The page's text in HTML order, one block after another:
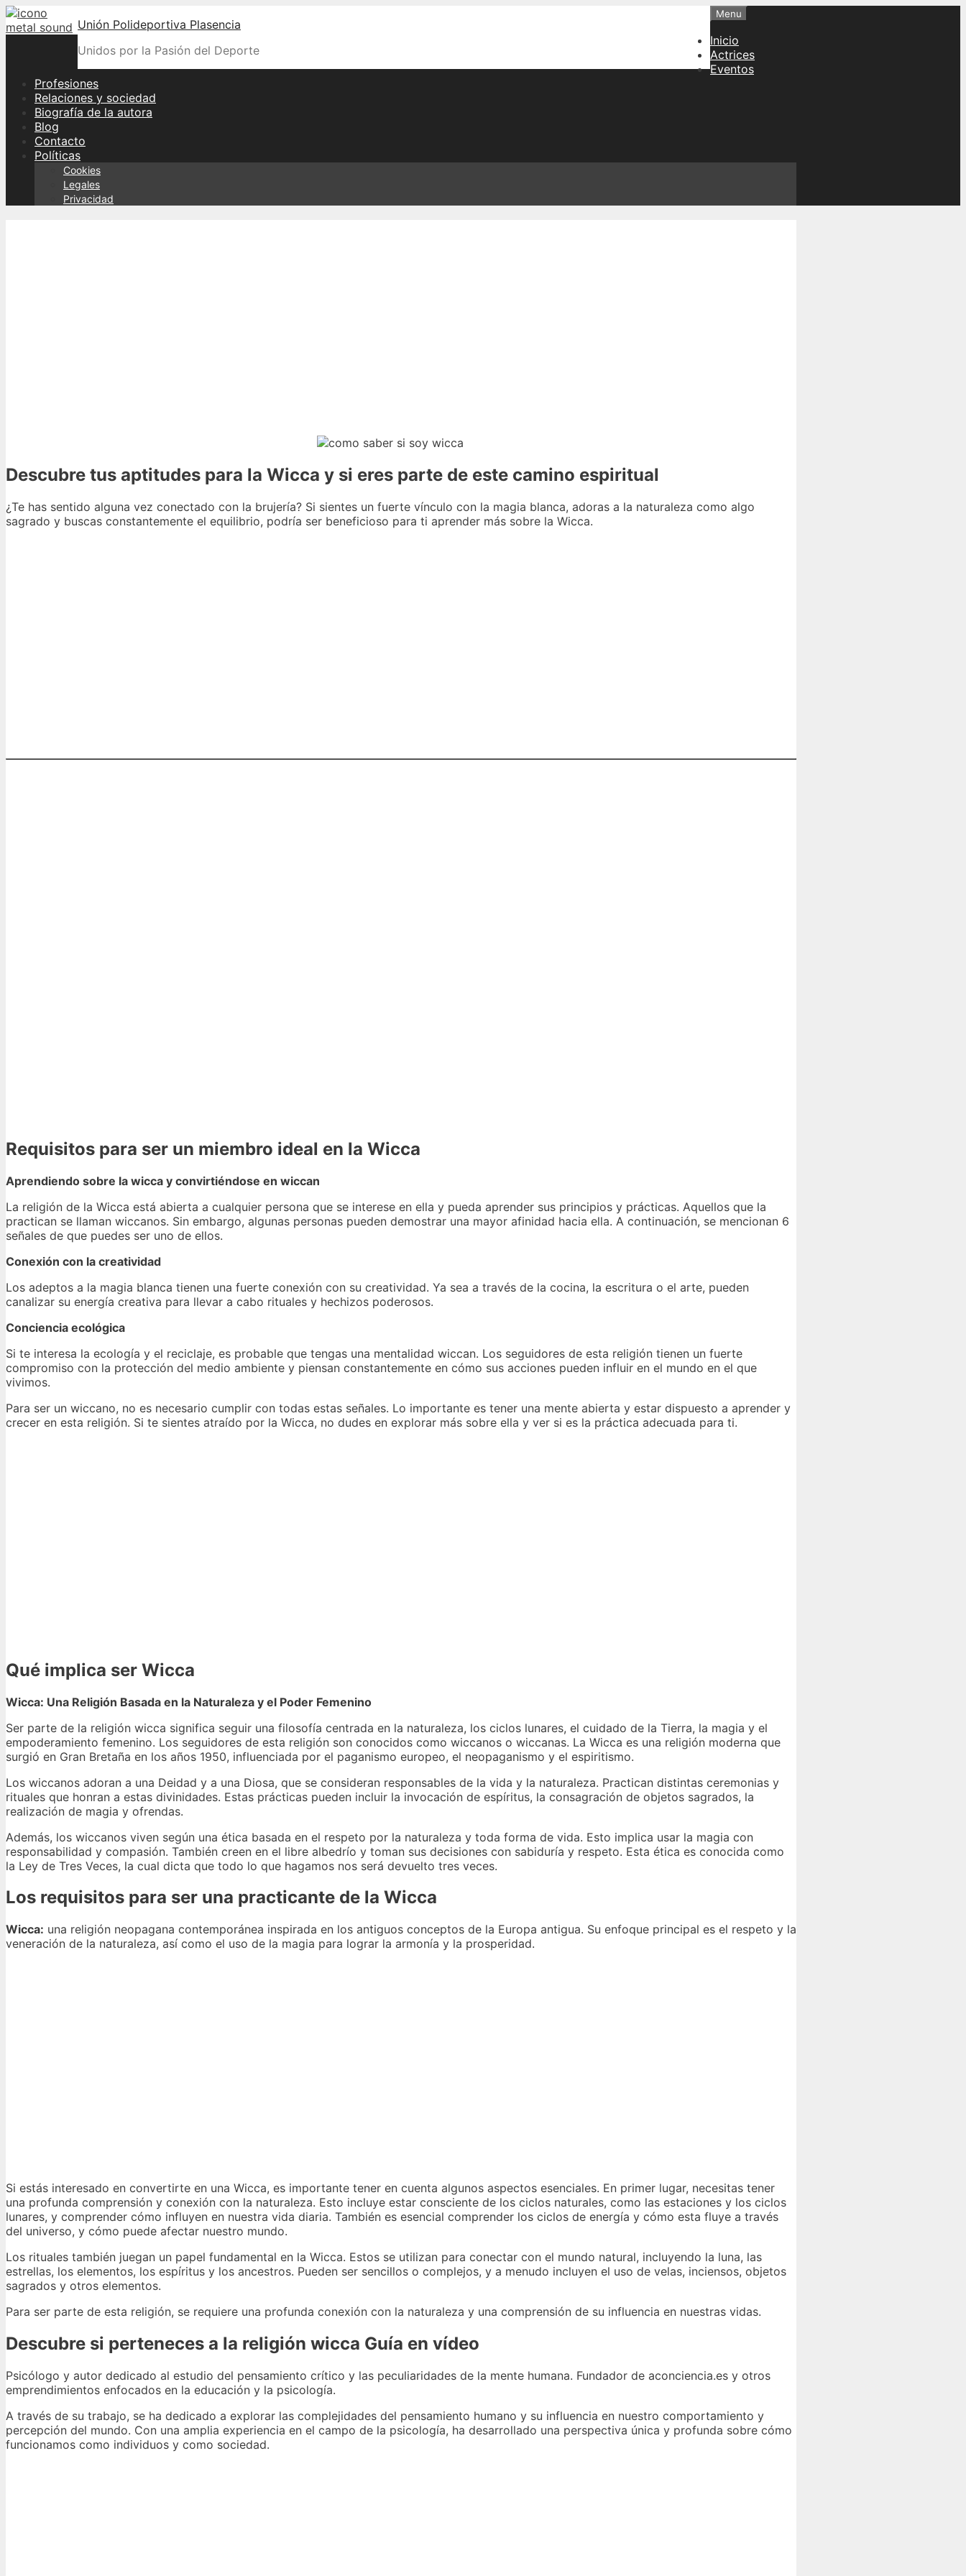
Skip
to
Unión Polideportiva Plasencia
Unidos por la Pasión del Deporte
Menu
Inicio
Actrices
Eventos
Profesiones
Relaciones y sociedad
Biografía de la autora
Blog
Contacto
Políticas
Cookies
Legales
Privacidad
Descubre tus aptitudes para la Wicca y si eres parte de este camino espiritual
¿Te has sentido alguna vez conectado con la brujería? Si sientes un fuerte vínculo con la magia blanca, adoras a la naturaleza como algo
sagrado y buscas constantemente el equilibrio, podría ser beneficioso para ti aprender más sobre la Wicca.
Requisitos para ser un miembro ideal en la Wicca
Aprendiendo sobre la wicca y convirtiéndose en wiccan
La religión de la Wicca está abierta a cualquier persona que se interese en ella y pueda aprender sus principios y prácticas. Aquellos que la
practican se llaman wiccanos. Sin embargo, algunas personas pueden demostrar una mayor afinidad hacia ella. A continuación, se mencionan 6
señales de que puedes ser uno de ellos.
Conexión con la creatividad
Los adeptos a la magia blanca tienen una fuerte conexión con su creatividad. Ya sea a través de la cocina, la escritura o el arte, pueden
canalizar su energía creativa para llevar a cabo rituales y hechizos poderosos.
Conciencia ecológica
Si te interesa la ecología y el reciclaje, es probable que tengas una mentalidad wiccan. Los seguidores de esta religión tienen un fuerte
compromiso con la protección del medio ambiente y piensan constantemente en cómo sus acciones pueden influir en el mundo en el que
vivimos.
Para ser un wiccano, no es necesario cumplir con todas estas señales. Lo importante es tener una mente abierta y estar dispuesto a aprender y
crecer en esta religión. Si te sientes atraído por la Wicca, no dudes en explorar más sobre ella y ver si es la práctica adecuada para ti.
Qué implica ser Wicca
Wicca: Una Religión Basada en la Naturaleza y el Poder Femenino
Ser parte de la religión wicca significa seguir una filosofía centrada en la naturaleza, los ciclos lunares, el cuidado de la Tierra, la magia y el
empoderamiento femenino. Los seguidores de esta religión son conocidos como wiccanos o wiccanas. La Wicca es una religión moderna que
surgió en Gran Bretaña en los años 1950, influenciada por el paganismo europeo, el neopaganismo y el espiritismo.
Los wiccanos adoran a una Deidad y a una Diosa, que se consideran responsables de la vida y la naturaleza. Practican distintas ceremonias y
rituales que honran a estas divinidades. Estas prácticas pueden incluir la invocación de espíritus, la consagración de objetos sagrados, la
realización de magia y ofrendas.
Además, los wiccanos viven según una ética basada en el respeto por la naturaleza y toda forma de vida. Esto implica usar la magia con
responsabilidad y compasión. También creen en el libre albedrío y toman sus decisiones con sabiduría y respeto. Esta ética es conocida como
la Ley de Tres Veces, la cual dicta que todo lo que hagamos nos será devuelto tres veces.
Los requisitos para ser una practicante de la Wicca
Wicca: una religión neopagana contemporánea inspirada en los antiguos conceptos de la Europa antigua. Su enfoque principal es el respeto y la
veneración de la naturaleza, así como el uso de la magia para lograr la armonía y la prosperidad.
Si estás interesado en convertirte en una Wicca, es importante tener en cuenta algunos aspectos esenciales. En primer lugar, necesitas tener
una profunda comprensión y conexión con la naturaleza. Esto incluye estar consciente de los ciclos naturales, como las estaciones y los ciclos
lunares, y comprender cómo influyen en nuestra vida diaria. También es esencial comprender los ciclos de energía y cómo esta fluye a través
del universo, y cómo puede afectar nuestro mundo.
Los rituales también juegan un papel fundamental en la Wicca. Estos se utilizan para conectar con el mundo natural, incluyendo la luna, las
estrellas, los elementos, los espíritus y los ancestros. Pueden ser sencillos o complejos, y a menudo incluyen el uso de velas, inciensos, objetos
sagrados y otros elementos.
Para ser parte de esta religión, se requiere una profunda conexión con la naturaleza y una comprensión de su influencia en nuestras vidas.
Descubre si perteneces a la religión wicca Guía en vídeo
Psicólogo y autor dedicado al estudio del pensamiento crítico y las peculiaridades de la mente humana. Fundador de aconciencia.es y otros
emprendimientos enfocados en la educación y la psicología.
A través de su trabajo, se ha dedicado a explorar las complejidades del pensamiento humano y su influencia en nuestro comportamiento y
percepción del mundo. Con una amplia experiencia en el campo de la psicología, ha desarrollado una perspectiva única y profunda sobre cómo
funcionamos como individuos y como sociedad.